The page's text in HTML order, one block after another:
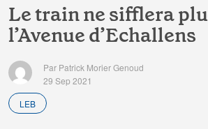
Letrainnesiferaplu
l’Avenued’Echallens
Par Patrick Morier Genoud
29 Sep 2021
LEB